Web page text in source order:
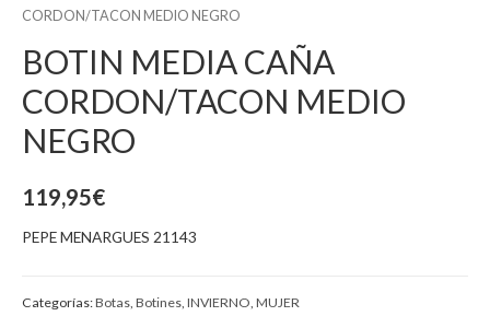
CORDON/TACON MEDIO NEGRO
BOTIN MEDIA CAÑA
CORDON/TACON MEDIO
NEGRO
119,95€
PEPE MENARGUES 21143
Categorías:Botas Botines INVIERNO MUJER